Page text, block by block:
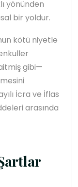
yönünden
bir yoldur.
kötü niyetle
gibi—
İcra ve İflas
arasında